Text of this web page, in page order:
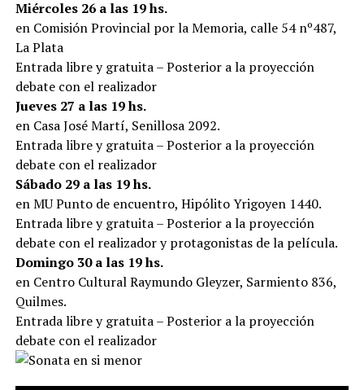
Miércoles 26 a las 19 hs.
en Comisión Provincial por la Memoria, calle 54 nº487,
La Plata
Entrada libre y gratuita – Posterior a la proyección
debate con el realizador
Jueves 27 a las 19 hs.
en Casa José Martí, Senillosa 2092.
Entrada libre y gratuita – Posterior a la proyección
debate con el realizador
Sábado 29 a las 19 hs.
en MU Punto de encuentro, Hipólito Yrigoyen 1440.
Entrada libre y gratuita – Posterior a la proyección
debate con el realizador y protagonistas de la película.
Domingo 30 a las 19 hs.
en Centro Cultural Raymundo Gleyzer, Sarmiento 836,
Quilmes.
Entrada libre y gratuita – Posterior a la proyección
debate con el realizador